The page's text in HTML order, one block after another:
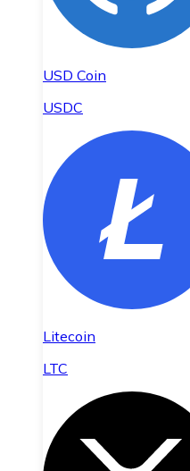
USD Coin
USDC
Litecoin
LTC